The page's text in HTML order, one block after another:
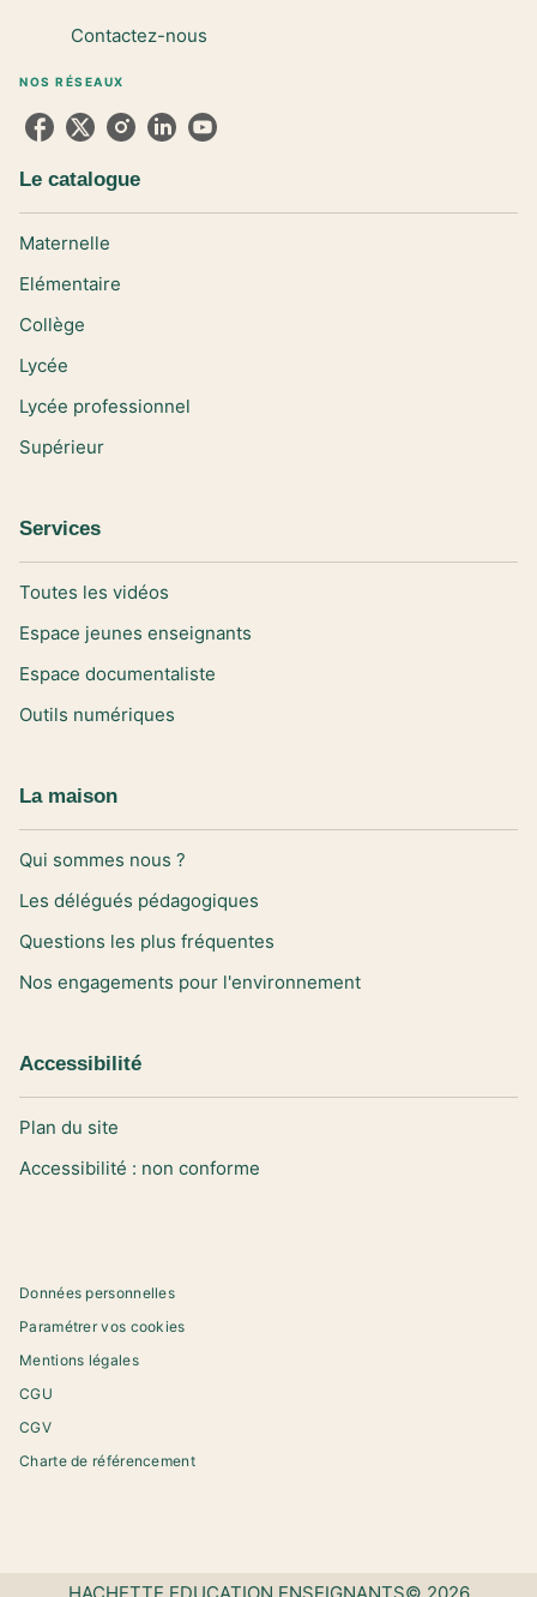
Contactez-nous
NOS RÉSEAUX
Le catalogue
Maternelle
Elémentaire
Collège
Lycée
Lycée professionnel
Supérieur
Services
Toutes les vidéos
Espace jeunes enseignants
Espace documentaliste
Outils numériques
La maison
Qui sommes nous ?
Les délégués pédagogiques
Questions les plus fréquentes
Nos engagements pour l'environnement
Accessibilité
Plan du site
Accessibilité : non conforme
Données personnelles
Paramétrer vos cookies
Mentions légales
CGU
CGV
Charte de référencement